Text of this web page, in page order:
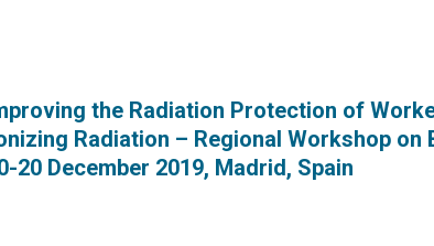
the Radiation Protection of
Radiation – Regional Workshop on
20 December 2019, Madrid, Spain